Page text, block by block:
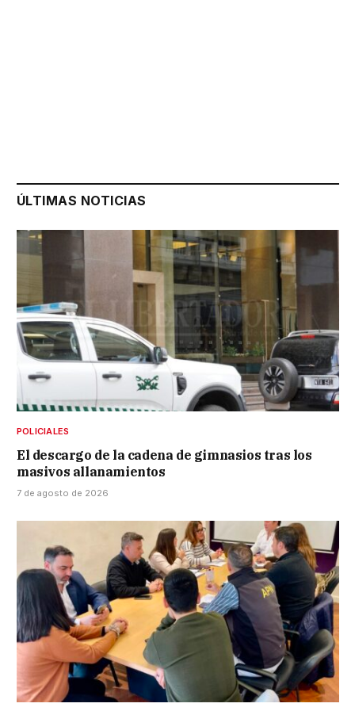
ÚLTIMAS NOTICIAS
POLICIALES
El descargo de la cadena de gimnasios tras los
masivos allanamientos
7 de agosto de 2026